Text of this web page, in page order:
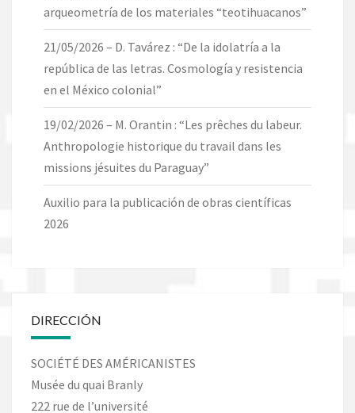
arqueometría de los materiales “teotihuacanos”
21/05/2026 – D. Tavárez : “De la idolatría a la
república de las letras. Cosmología y resistencia
en el México colonial”
19/02/2026 – M. Orantin : “Les prêches du labeur.
Anthropologie historique du travail dans les
missions jésuites du Paraguay”
Auxilio para la publicación de obras científicas
2026
DIRECCIÓN
SOCIÉTÉ DES AMÉRICANISTES
Musée du quai Branly
222 rue de l’université